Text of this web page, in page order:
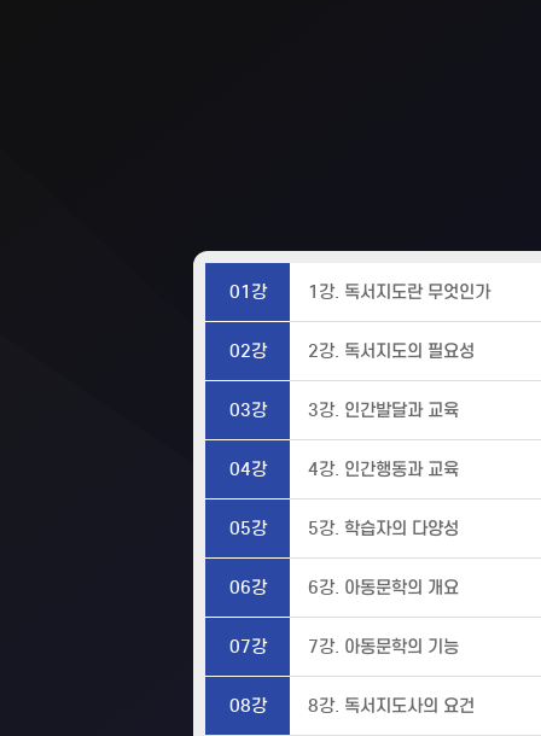
01강 1강. 독서지도란 무엇인가
02강 2강. 독서지도의 필요성
03강 3강. 인간발달과 교육
04강 4강. 인간행동과 교육
05강 5강. 학습자의 다양성
06강 6강. 아동문학의 개요
07강 7강. 아동문학의 기능
08강 8강. 독서지도사의 요건